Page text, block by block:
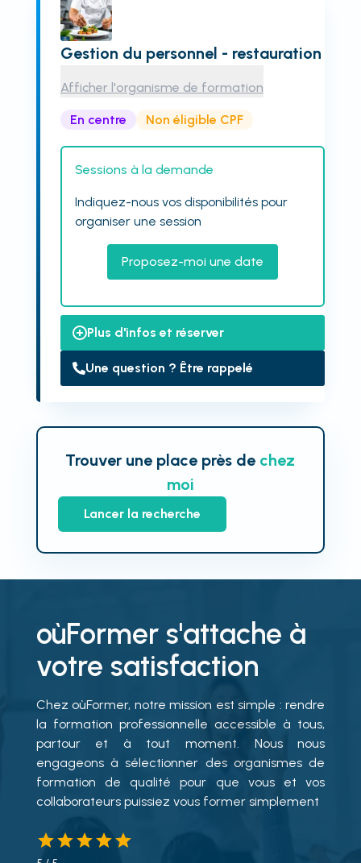
Gestion du personnel - restauration
Afficher l'organisme de formation
En centre Non éligible CPF
Sessions à la demande
Indiquez-nous vos disponibilités pour
organiser une session
Proposez-moi une date
Plus d'infos et réserver
Une question ? Être rappelé
Trouver une place près de chez
moi
Lancer la recherche
oùFormer s'attache à
votre satisfaction
Chez oùFormer, notre mission est simple : rendre
la formation professionnelle accessible à tous,
partour et à tout moment. Nous nous
engageons à sélectionner des organismes de
formation de qualité pour que vous et vos
collaborateurs puissiez vous former simplement